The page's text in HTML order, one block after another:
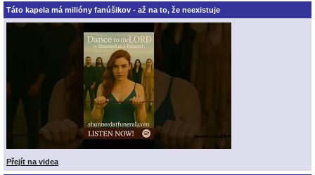
Táto kapela má milióny fanúšikov - až na to, že neexistuje
Přejít na videa